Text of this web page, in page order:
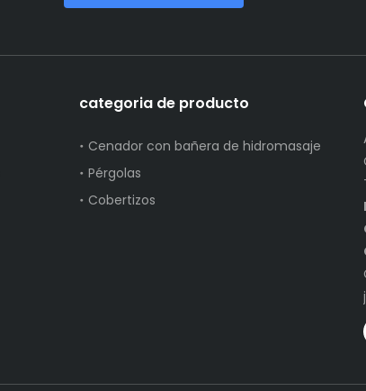
categoria de producto
Cenador con bañera de hidromasaje
Pérgolas
Cobertizos